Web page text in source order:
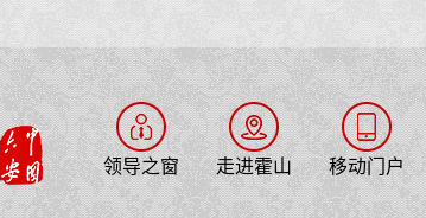
领导之窗 走进霍山 移动门户